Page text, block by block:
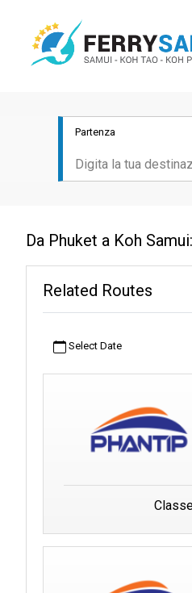
Partenza
Da Phuket a Koh
Related Routes
Select Date